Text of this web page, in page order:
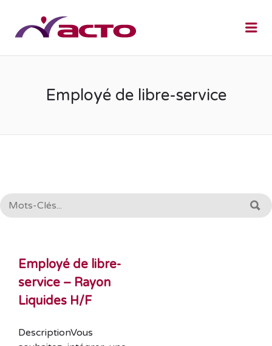
Employé de libre-service
RECHERCHE:
Employé de libre-
service – Rayon
Liquides H/F
DescriptionVous